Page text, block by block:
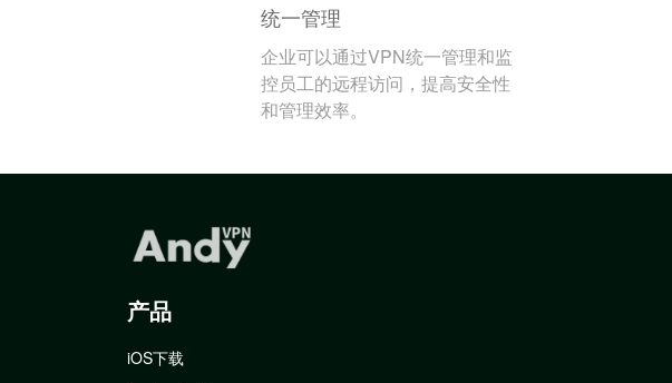
统一管理
企业可以通过VPN统一管理和监
控员工的远程访问，提高安全性
和管理效率。
产品
iOS下载